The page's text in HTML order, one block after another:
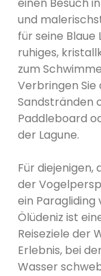
und
für seine
ruhiges,
zum
Verbringen
Sandstränden
Paddleboard
der Lagune.
Für diejenigen,
der
ein Paragliding
Ölüdeniz ist
Reiseziele der
Erlebnis, bei
Wasser